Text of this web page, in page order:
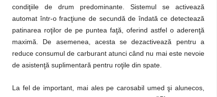
condiţiile de drum predominante. Sistemul se activează
automat într-o fracţiune de secundă de îndată ce detectează
patinarea roţilor de pe puntea faţă, oferind astfel o aderenţă
maximă. De asemenea, acesta se dezactivează pentru a
reduce consumul de carburant atunci când nu mai este nevoie
de asistenţă suplimentară pentru roţile din spate.
La fel de important, mai ales pe carosabil umed şi alunecos,